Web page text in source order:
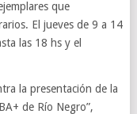
que
El jueves de 9 a 14
las 18 hs y el
la presentación de la
de Río Negro”,